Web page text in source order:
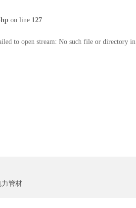
on line 127
to open stream: No such file or directory in
力管材